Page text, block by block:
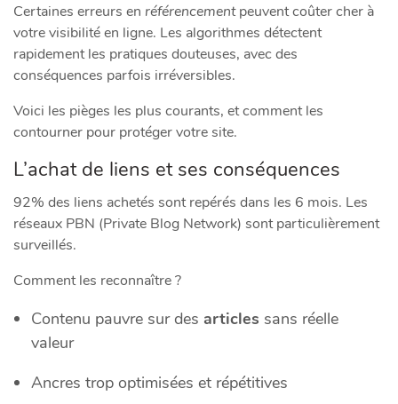
Certaines erreurs en référencementpeuvent coûter cher à
votre visibilité en ligne. Les algorithmes détectent
rapidement les pratiques douteuses, avec des
conséquences parfois irréversibles.
Voici les pièges les plus courants, et comment les
contourner pour protéger votre site.
L’achat de liens et ses conséquences
92% des liens achetés sont repérés dans les 6 mois. Les
réseaux PBN (Private Blog Network) sont particulièrement
surveillés.
Comment les reconnaître ?
Contenu pauvre sur des articles sans réelle
valeur
Ancres trop optimisées et répétitives